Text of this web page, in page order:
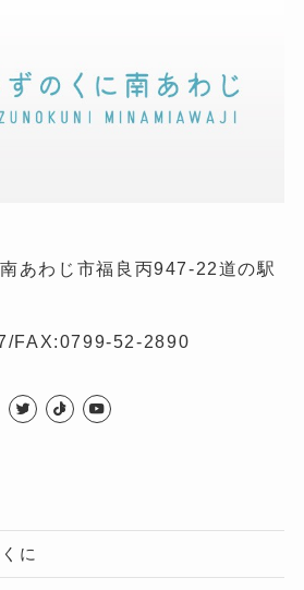
あわじ市福良丙947-22道の駅
FAX:0799-52-2890
に